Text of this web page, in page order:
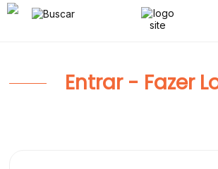
Entrar - Fazer